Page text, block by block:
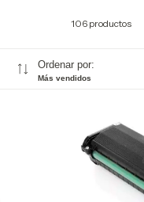
106 productos
Ordenar por:
Más vendidos